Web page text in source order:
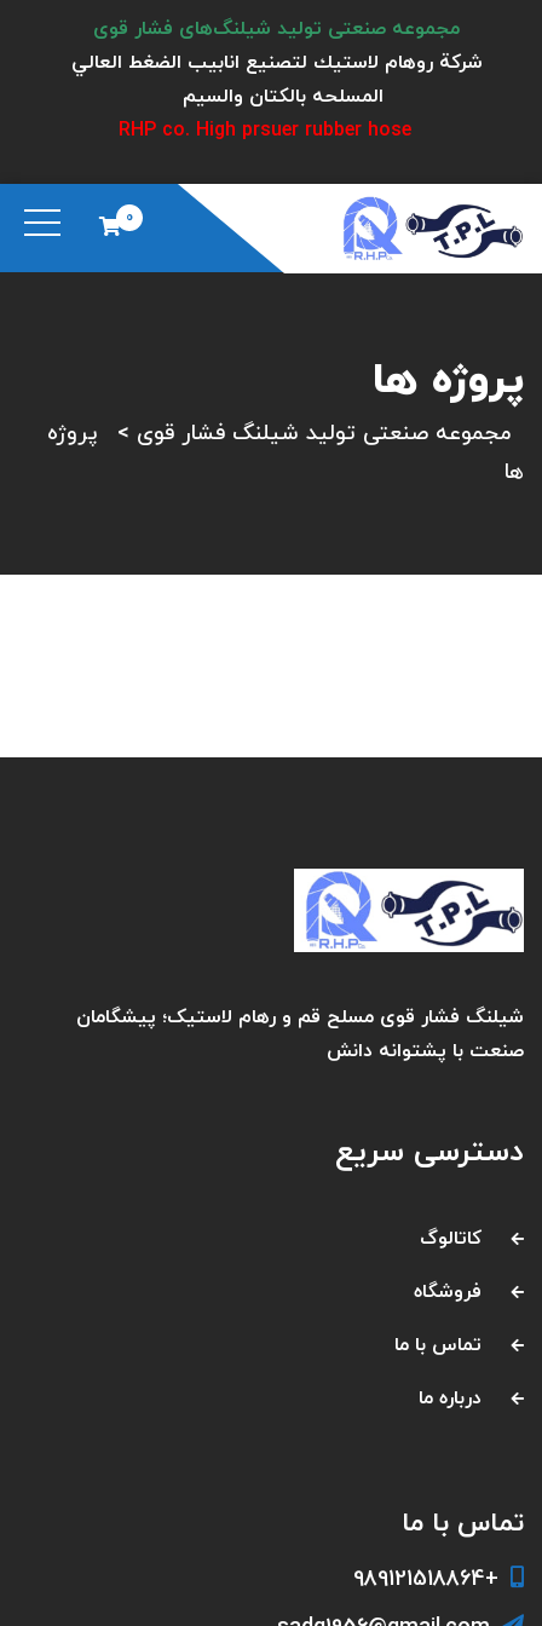
مجموعه صنعتی تولید شیلنگ‌های فشار قوی
شركة روهام لاستيك لتصنيع انابيب الضغط العالي
المسلحه بالكتان والسيم
RHP co. High prsuer rubber hose
0
پروژه ها
مجموعه صنعتی تولید شیلنگ فشار قوی >
پروژه
ها
شیلنگ فشار قوی مسلح قم و رهام لاستیک؛ پیشگامان
صنعت با پشتوانه دانش
دسترسی سریع
کاتالوگ
فروشگاه
تماس با ما
درباره ما
تماس با ما
+989121518864